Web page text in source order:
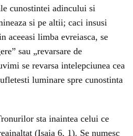
cunostintei adincului si
si pe altii; caci insusi
aceeasi limba evreiasca, se
sau „revarsare de
se revarsa intelepciunea cea
luminare spre cunostinta
sta inaintea celui ce
(Isaia 6, 1). Se numesc